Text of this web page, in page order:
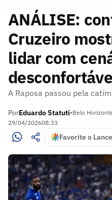
ANÁLISE:
Cruzeiro
lidar com
A Raposa passou pela
PorEduardo Statuti•Belo
29/04/202608:33
Favorite o